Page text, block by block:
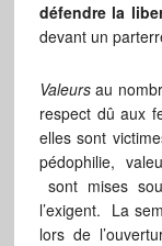
défendre la
devant un
Valeursau
respect dû aux
elles sont
pédophilie,
sont mises
l’exigent. La
lors de